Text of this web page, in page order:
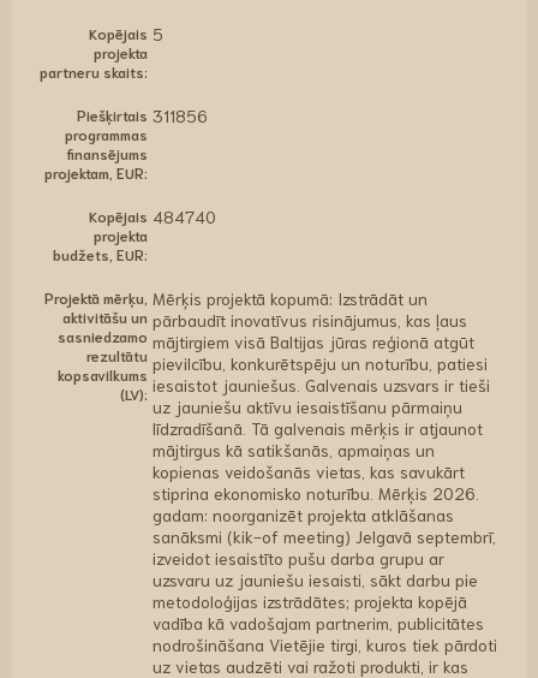
Kopējais
projekta
partneru skaits:
5
Piešķirtais
programmas
finansējums
projektam, EUR:
311856
Kopējais
projekta
budžets, EUR:
484740
Projektā mērķu,
aktivitāšu un
sasniedzamo
rezultātu
kopsavilkums
(LV):
Mērķis projektā kopumā: Izstrādāt un
pārbaudīt inovatīvus risinājumus, kas ļaus
mājtirgiem visā Baltijas jūras reģionā atgūt
pievilcību, konkurētspēju un noturību, patiesi
iesaistot jauniešus. Galvenais uzsvars ir tieši
uz jauniešu aktīvu iesaistīšanu pārmaiņu
līdzradīšanā. Tā galvenais mērķis ir atjaunot
mājtirgus kā satikšanās, apmaiņas un
kopienas veidošanās vietas, kas savukārt
stiprina ekonomisko noturību. Mērķis 2026.
gadam: noorganizēt projekta atklāšanas
sanāksmi (kik-of meeting) Jelgavā septembrī,
izveidot iesaistīto pušu darba grupu ar
uzsvaru uz jauniešu iesaisti, sākt darbu pie
metodoloģijas izstrādātes; projekta kopējā
vadība kā vadošajam partnerim, publicitātes
nodrošināšana Vietējie tirgi, kuros tiek pārdoti
uz vietas audzēti vai ražoti produkti, ir kas